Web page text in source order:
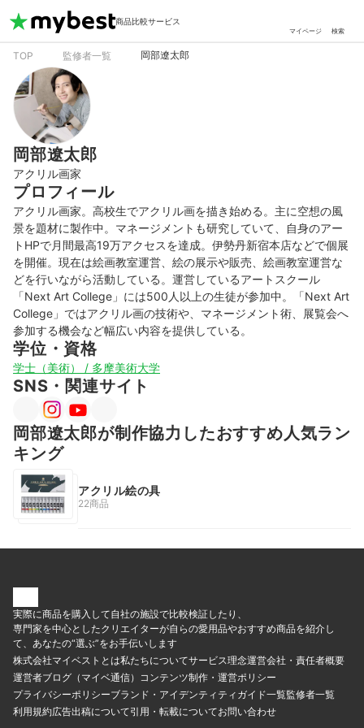
商品比較サービス
マイページ 検索
TOP 監修者一覧 岡部遼太郎
岡部遼太郎
アクリル画家
プロフィール
アクリル画家。高校生でアクリル画を描き始める。主に空想の風
景を題材に製作中。マネージメントも研究していて、自身のアー
トHPで月間最高19万アクセスを達成。伊勢丹新宿本店などで個展
を開催。現在は絵画教室運営、絵の展示や販売、絵画教室運営な
どを行いながら活動している。運営しているアートスクール
「Next Art College」には500人以上の生徒が参加中。「Next Art
College」ではアクリル画の技術や、マネージメント術、展覧会へ
参加する機会など幅広い内容を提供している。
学位・資格
学士（美術） / 多摩美術大学
SNS・関連サイト
岡部遼太郎が制作協力したおすすめ人気ラン
キング
アクリル絵の具
22商品
実際に商品を購入して自社の施設で比較検証したり、
専門家を中心としたクリエイターが自らの愛用品やおすすめ商品を紹介し
て、あなたの“選ぶ”をお手伝いします
株式会社マイベストとは私たちについてサービス理念運営会社・責任者概要
運営者ブログ（マイベ通信） コンテンツ制作・運営ポリシー
プライバシーポリシーブランド・アイデンティティ ガイド一覧監修者一覧
利用規約広告出稿について引用・転載についてお問い合わせ